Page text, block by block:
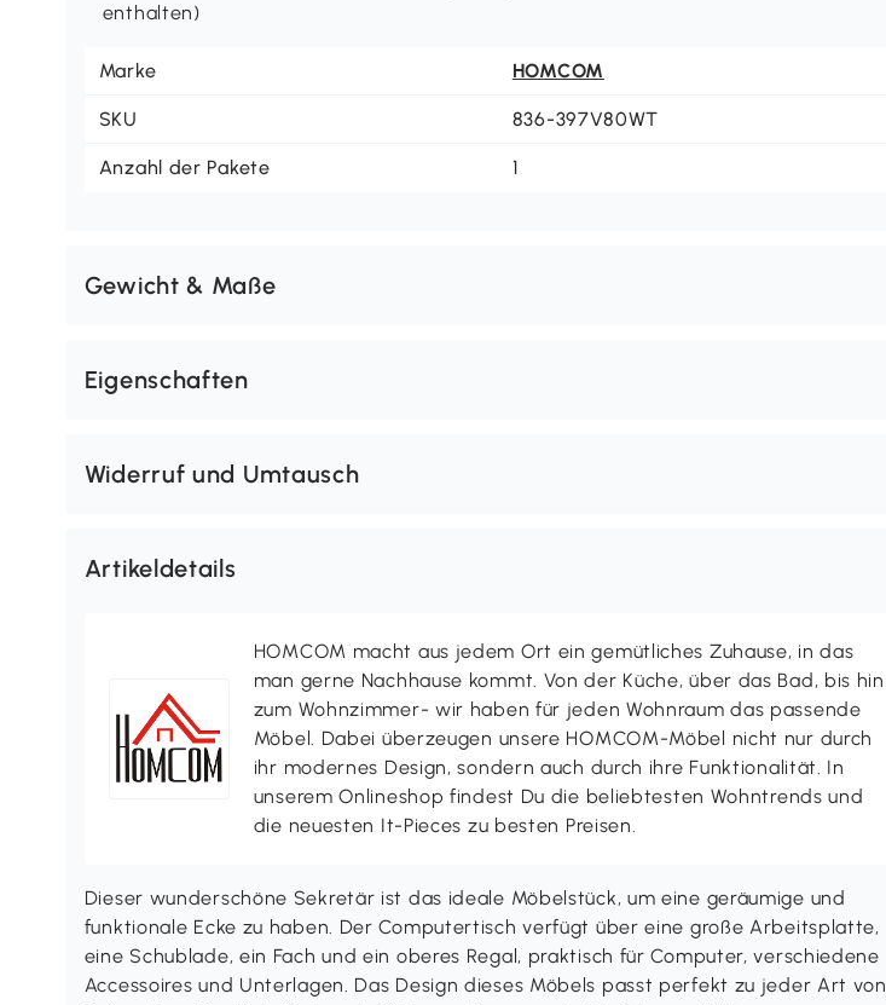
enthalten)
Marke HOMCOM
SKU 836-397V80WT
Anzahl der Pakete 1
Gewicht & Maße
Eigenschaften
Widerruf und Umtausch
Artikeldetails
HOMCOM macht aus jedem Ort ein gemütliches Zuhause, in das
man gerne Nachhause kommt. Von der Küche, über das Bad, bis hin
zum Wohnzimmer- wir haben für jeden Wohnraum das passende
Möbel. Dabei überzeugen unsere HOMCOM-Möbel nicht nur durch
ihr modernes Design, sondern auch durch ihre Funktionalität. In
unserem Onlineshop findest Du die beliebtesten Wohntrends und
die neuesten It-Pieces zu besten Preisen.
Dieser wunderschöne Sekretär ist das ideale Möbelstück, um eine geräumige und
funktionale Ecke zu haben. Der Computertisch verfügt über eine große Arbeitsplatte,
eine Schublade, ein Fach und ein oberes Regal, praktisch für Computer, verschiedene
Accessoires und Unterlagen. Das Design dieses Möbels passt perfekt zu jeder Art von